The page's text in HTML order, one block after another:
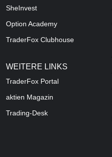
SheInvest
Option Academy
TraderFox Clubhouse
WEITERE LINKS
TraderFox Portal
aktien Magazin
Trading-Desk